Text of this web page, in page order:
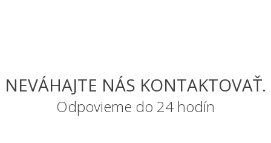
NEVÁHAJTE NÁS KONTAKTOVAŤ.
Odpovieme do 24 hodín